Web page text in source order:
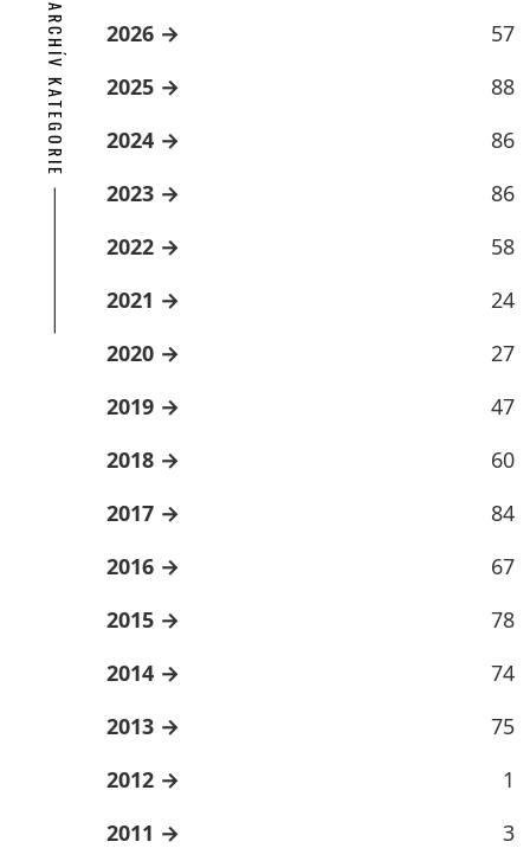
ARCHÍV KATEGORIE 2026
57
2025
88
2024
86
2023
86
2022
58
2021
24
2020
27
2019
47
2018
60
2017
84
2016
67
2015
78
2014
74
2013
75
2012
1
2011
3